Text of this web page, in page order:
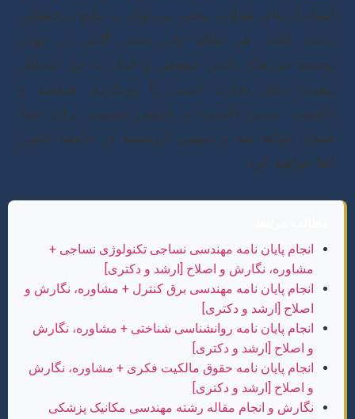
مجلات معتبر، می‌توان به نتایج درخشانی
یافت. هر مقاله چاپ شده، گامی در جهت
مرزهای دانش حقوقی و کمک به حل مسائل
دنیای تجارت است. با رویکردی هدفمند و
مسیر اکسپت و پاپلیش تضمینی برای شما
خواهد شد و سهمی ارزشمند در جامعه علمی
خواهید کرد.
انجام پایان نامه مهندسی نساجی تکنولوژی نساجی +
مشاوره، نگارش و اصلاح [ارشد و دکتری]
انجام پایان نامه مهندسی برق کنترل + مشاوره، نگارش و
اصلاح [ارشد و دکتری]
انجام پایان نامه روانشناسی شناختی + مشاوره، نگارش
و اصلاح [ارشد و دکتری]
انجام پایان نامه حقوق مالکیت فکری + مشاوره، نگارش
و اصلاح [ارشد و دکتری]
نگارش و انجام مقاله رشته مهندسی مکانیک پزشکی